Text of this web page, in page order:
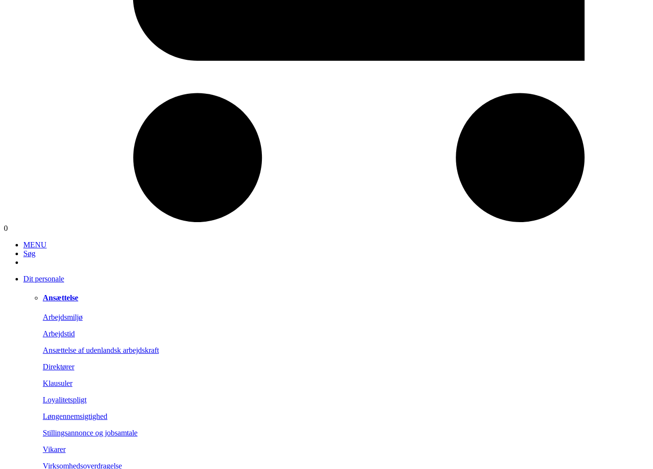
0
MENU
Søg
Dit personale
Ansættelse
Arbejdsmiljø
Arbejdstid
Ansættelse af udenlandsk arbejdskraft
Direktører
Klausuler
Loyalitetspligt
Løngennemsigtighed
Stillingsannonce og jobsamtale
Vikarer
Virksomhedsoverdragelse